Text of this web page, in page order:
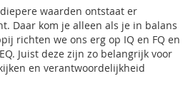
waarden ontstaat er
Daar kom je alleen als je in balans
richten we ons erg op IQ en FQ en
Juist deze zijn zo belangrijk voor
en verantwoordelijkheid